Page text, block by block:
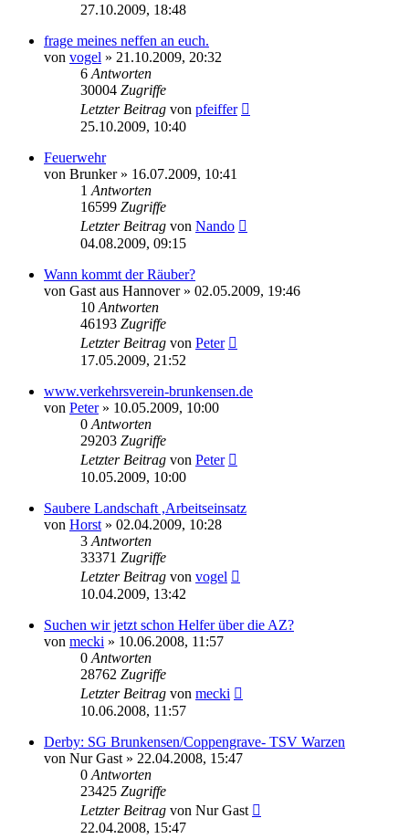
27.10.2009, 18:48
frage meines neffen an euch.
von vogel » 21.10.2009, 20:32
6 Antworten
30004 Zugriffe
Letzter Beitrag von pfeiffer
25.10.2009, 10:40
Feuerwehr
von Brunker» 16.07.2009, 10:41
1 Antworten
16599 Zugriffe
Letzter Beitrag von Nando
04.08.2009, 09:15
Wann kommt der Räuber?
von Gast aus Hannover» 02.05.2009, 19:46
10 Antworten
46193 Zugriffe
Letzter Beitrag von Peter
17.05.2009, 21:52
www.verkehrsverein-brunkensen.de
von Peter» 10.05.2009, 10:00
0 Antworten
29203 Zugriffe
Letzter Beitrag von Peter
10.05.2009, 10:00
Saubere Landschaft ,Arbeitseinsatz
von Horst » 02.04.2009, 10:28
3 Antworten
33371 Zugriffe
Letzter Beitrag von vogel
10.04.2009, 13:42
Suchen wir jetzt schon Helfer über die AZ?
von mecki » 10.06.2008, 11:57
0 Antworten
28762 Zugriffe
Letzter Beitrag von mecki
10.06.2008, 11:57
Derby: SG Brunkensen/Coppengrave- TSV Warzen
von Nur Gast » 22.04.2008, 15:47
0 Antworten
23425 Zugriffe
Letzter Beitrag von Nur Gast
22.04.2008, 15:47